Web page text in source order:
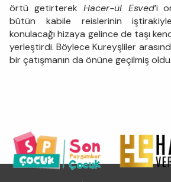
örtü getirterek Hacer-ül Esved’i
bütün kabile reislerinin
konulacağı hizaya gelince de taşı
yerleştirdi. Böylece Kureyşliler
bir çatışmanın da önüne geçilmiş oldu.